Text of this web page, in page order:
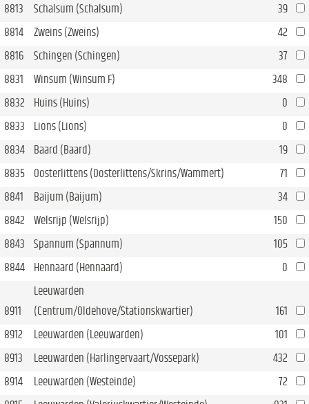
8813
Schalsum (Schalsum)
39
8814
Zweins (Zweins)
42
8816
Schingen (Schingen)
37
8831
Winsum (Winsum F)
348
8832
Huins (Huins)
0
8833
Lions (Lions)
0
8834
Baard (Baard)
19
8835
Oosterlittens (Oosterlittens/Skrins/Wammert)
71
8841
Baijum (Baijum)
34
8842
Welsrijp (Welsrijp)
150
8843
Spannum (Spannum)
105
8844
Hennaard (Hennaard) 0
8911
Leeuwarden
(Centrum/Oldehove/Stationskwartier)
161
8912
Leeuwarden (Leeuwarden)
101
8913
Leeuwarden (Harlingervaart/Vossepark)
432
8914
Leeuwarden (Westeinde)
72